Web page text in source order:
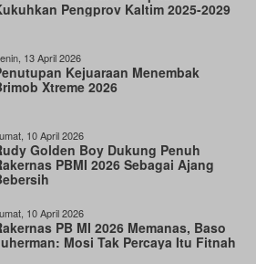
Pengprov Kaltim 2025-2029
13 April 2026
Kejuaraan Menembak
Xtreme 2026
10 April 2026
Golden Boy Dukung Penuh
PBMI 2026 Sebagai Ajang
10 April 2026
PB MI 2026 Memanas, Baso
Mosi Tak Percaya Itu Fitnah